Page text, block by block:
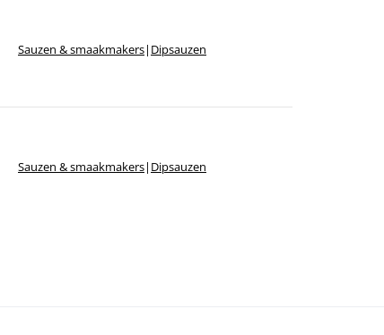
Sauzen & smaakmakers| Dipsauzen
Sauzen & smaakmakers| Dipsauzen